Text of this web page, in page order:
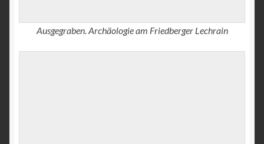
Ausgegraben. Archäologie am Friedberger Lechrain